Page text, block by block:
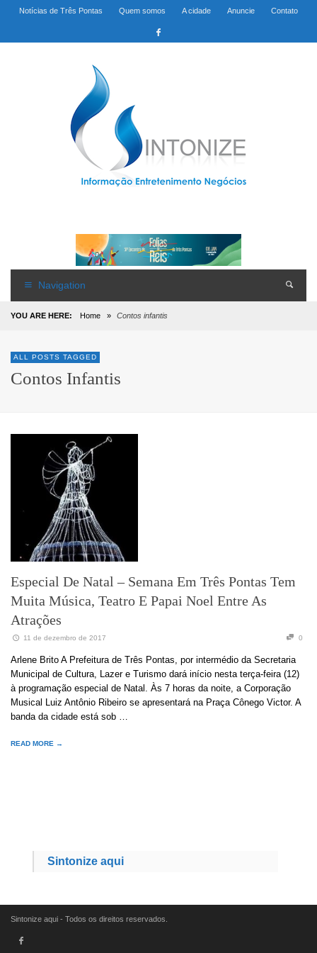
Notícias de Três Pontas Quem somos A cidade Anuncie Contato
Navigation
YOU ARE HERE: Home » Contos infantis
ALL POSTS TAGGED
Contos Infantis
Especial De Natal – Semana Em Três Pontas Tem
Muita Música, Teatro E Papai Noel Entre As
Atrações
11 de dezembro de 2017 0
Arlene Brito A Prefeitura de Três Pontas, por intermédio da Secretaria
Municipal de Cultura, Lazer e Turismo dará início nesta terça-feira (12)
à programação especial de Natal. Às 7 horas da noite, a Corporação
Musical Luiz Antônio Ribeiro se apresentará na Praça Cônego Victor. A
banda da cidade está sob …
READ MORE →
Sintonize aqui
Sintonize aqui - Todos os direitos reservados.